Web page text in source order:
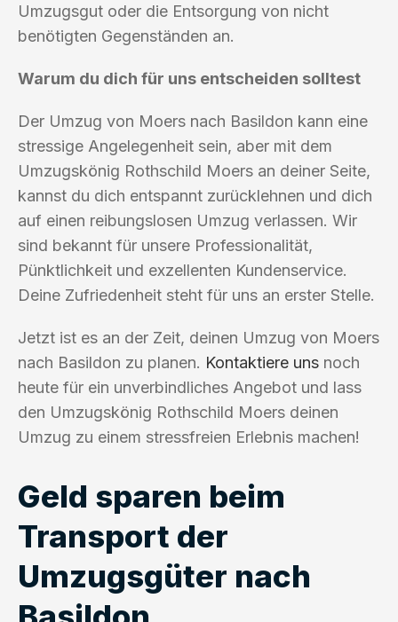
Umzugsgut oder die Entsorgung von nicht
benötigten Gegenständen an.
Warum du dich für uns entscheiden solltest
Der Umzug von Moers nach Basildon kann eine
stressige Angelegenheit sein, aber mit dem
Umzugskönig Rothschild Moers an deiner Seite,
kannst du dich entspannt zurücklehnen und dich
auf einen reibungslosen Umzug verlassen. Wir
sind bekannt für unsere Professionalität,
Pünktlichkeit und exzellenten Kundenservice.
Deine Zufriedenheit steht für uns an erster Stelle.
Jetzt ist es an der Zeit, deinen Umzug von Moers
nach Basildon zu planen. Kontaktiere uns noch
heute für ein unverbindliches Angebot und lass
den Umzugskönig Rothschild Moers deinen
Umzug zu einem stressfreien Erlebnis machen!
Geld sparen beim
Transport der
Umzugsgüter nach